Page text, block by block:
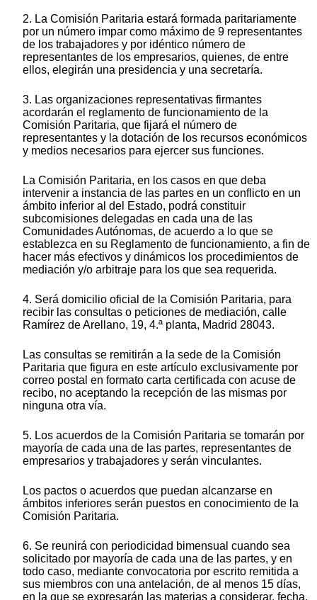
2. La Comisión Paritaria estará formada paritariamente
por un número impar como máximo de 9 representantes
de los trabajadores y por idéntico número de
representantes de los empresarios, quienes, de entre
ellos, elegirán una presidencia y una secretaría.
3. Las organizaciones representativas firmantes
acordarán el reglamento de funcionamiento de la
Comisión Paritaria, que fijará el número de
representantes y la dotación de los recursos económicos
y medios necesarios para ejercer sus funciones.
La Comisión Paritaria, en los casos en que deba
intervenir a instancia de las partes en un conflicto en un
ámbito inferior al del Estado, podrá constituir
subcomisiones delegadas en cada una de las
Comunidades Autónomas, de acuerdo a lo que se
establezca en su Reglamento de funcionamiento, a fin de
hacer más efectivos y dinámicos los procedimientos de
mediación y/o arbitraje para los que sea requerida.
4. Será domicilio oficial de la Comisión Paritaria, para
recibir las consultas o peticiones de mediación, calle
Ramírez de Arellano, 19, 4.ª planta, Madrid 28043.
Las consultas se remitirán a la sede de la Comisión
Paritaria que figura en este artículo exclusivamente por
correo postal en formato carta certificada con acuse de
recibo, no aceptando la recepción de las mismas por
ninguna otra vía.
5. Los acuerdos de la Comisión Paritaria se tomarán por
mayoría de cada una de las partes, representantes de
empresarios y trabajadores y serán vinculantes.
Los pactos o acuerdos que puedan alcanzarse en
ámbitos inferiores serán puestos en conocimiento de la
Comisión Paritaria.
6. Se reunirá con periodicidad bimensual cuando sea
solicitado por mayoría de cada una de las partes, y en
todo caso, mediante convocatoria por escrito remitida a
sus miembros con una antelación, de al menos 15 días,
en la que se expresarán las materias a considerar, fecha,